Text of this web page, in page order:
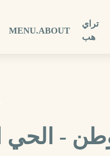
MENU.ABOUT
تراي
هب